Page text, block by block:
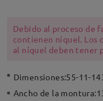
Debido al proceso de
contienen níquel. Los
al níquel deben tener
Dimensiones:55-11-
Ancho de la montura: